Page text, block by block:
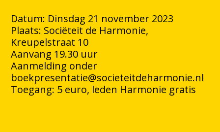
Datum: Dinsdag 21 november 2023
Plaats: Sociëteit de Harmonie,
Kreupelstraat 10
Aanvang 19.30 uur
Aanmelding onder
boekpresentatie@societeitdeharmonie.nl
Toegang: 5 euro, leden Harmonie gratis